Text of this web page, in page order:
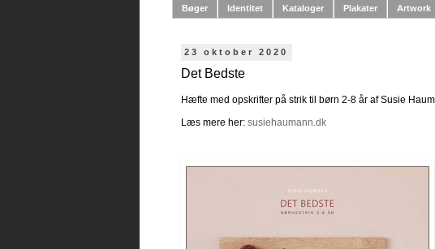
Bøger Identitet Kataloger Plakater Artwork
23 oktober 2020
Det Bedste
Hæfte med opskrifter på strik til børn 2-8 år af Susie
Læs mere her: susiehaumann.dk